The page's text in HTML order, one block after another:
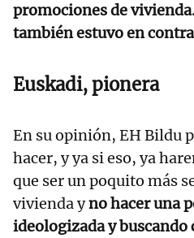
promociones de
también estuvo en
Euskadi, pionera
En su opinión, EH Bildu
hacer, y ya si eso, ya
que ser un poquito más
vivienda yno hacer una
ideologizada y buscando